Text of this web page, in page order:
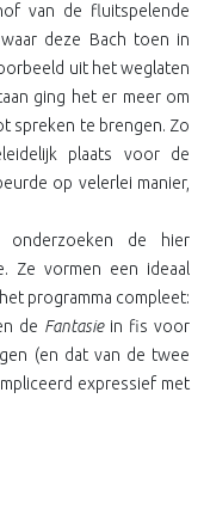
van de fluitspelende
deze Bach toen in
uit het weglaten
ging het er meer om
spreken te brengen. Zo
plaats voor de
op velerlei manier,
onderzoeken de hier
Ze vormen een ideaal
programma compleet:
de Fantasiein fis voor
(en dat van de twee
expressief met